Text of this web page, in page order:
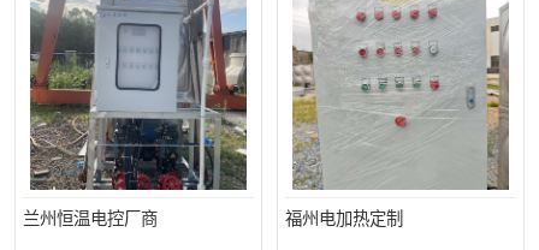
兰州恒温电控厂商 福州电加热定制